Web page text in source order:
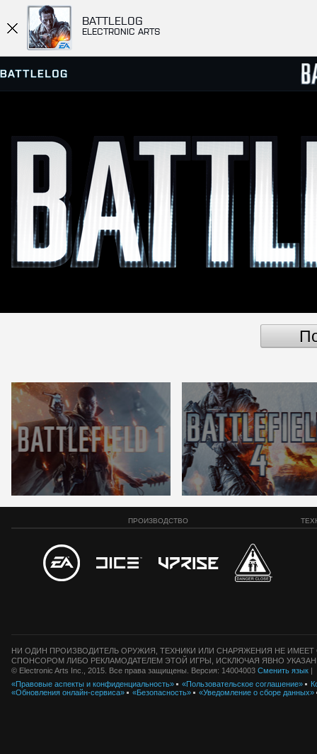
BATTLELOG
ELECTRONIC ARTS
ПРОСМОТР СЕРВЕРОВ
ПРОИЗВОДСТВО
НИ ОДИН ПРОИЗВОДИТЕЛЬ ОРУЖИЯ, ТЕХНИКИ ИЛИ СНАРЯЖЕНИЯ НЕ
СПОНСОРОМ ЛИБО РЕКЛАМОДАТЕЛЕМ ЭТОЙ ИГРЫ, ИСКЛЮЧАЯ ЯВНО
© Electronic Arts Inc., 2015. Все права защищены. Версия: 14004003 Сменить язык |
«Правовые аспекты и конфиденциальность»
«Пользовательское соглашение»
«Обновления онлайн-сервиса»
«Безопасность» «Уведомление о сборе данных»